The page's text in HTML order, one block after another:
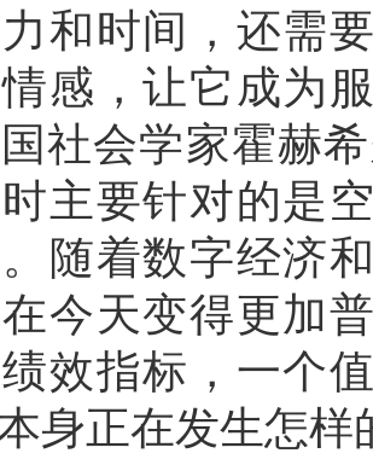
和时间，还需
感，让它成为
社会学家霍赫
主要针对的是
随着数字经济
今天变得更加
效指标，一个
身正在发生怎样